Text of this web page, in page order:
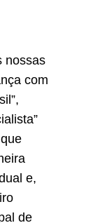
nossas
com
e,
de